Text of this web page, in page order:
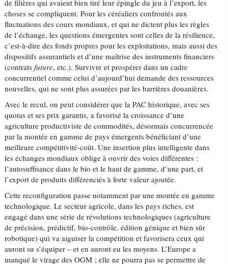
de filières qui avaient bien tiré leur épingle du jeu à l’export, les
choses se compliquent. Pour les céréaliers confrontés aux
fluctuations des cours mondiaux, et qui ne dictent plus les règles
de l’échange, les questions émergentes sont celles de la résilience,
c’est-à-dire des fonds propres pour les exploitations, mais aussi des
dispositifs assurantiels et d’une maîtrise des instruments financiers
(contratsfuture, etc.). Survivre et prospérer dans un cadre
concurrentiel comme celui d’aujourd’hui demande des ressources
nouvelles, qui ne sont plus assurées par les barrières douanières.
Avec le recul, on peut considérer que la PAC historique, avec ses
quotas et ses prix garantis, a favorisé la croissance d’une
agriculture productiviste de commodités, désormais concurrencée
par la montée en gamme de pays émergents bénéficiant d’une
meilleure compétitivité-coût. Une insertion plus intelligente dans
les échanges mondiaux oblige à ouvrir des voies différentes :
l’autosuffisance dans le bio et le haut de gamme, d’une part, et
l’export de produits différenciés à forte valeur ajoutée.
Cette reconfiguration passe notamment par une montée en gamme
technologique. Le secteur agricole, dans les pays riches, est
engagé dans une série de révolutions technologiques (agriculture
de précision, prédictif, bio-contrôle, édition génique et bien sûr
robotique) qui va aiguiser la compétition et favorisera ceux qui
auront su s’équiper – et en auront eu les moyens. L’Europe a
manqué le virage des OGM ; elle ne pourra pas se permettre de